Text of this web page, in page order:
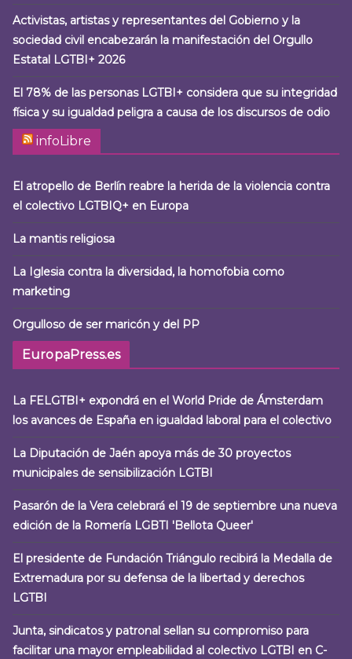
Activistas, artistas y representantes del Gobierno y la
sociedad civil encabezarán la manifestación del Orgullo
Estatal LGTBI+ 2026
El 78% de las personas LGTBI+ considera que su integridad
física y su igualdad peligra a causa de los discursos de odio
infoLibre
El atropello de Berlín reabre la herida de la violencia contra
el colectivo LGTBIQ+ en Europa
La mantis religiosa
La Iglesia contra la diversidad, la homofobia como
marketing
Orgulloso de ser maricón y del PP
EuropaPress.es
La FELGTBI+ expondrá en el World Pride de Ámsterdam
los avances de España en igualdad laboral para el colectivo
La Diputación de Jaén apoya más de 30 proyectos
municipales de sensibilización LGTBI
Pasarón de la Vera celebrará el 19 de septiembre una nueva
edición de la Romería LGBTI 'Bellota Queer'
El presidente de Fundación Triángulo recibirá la Medalla de
Extremadura por su defensa de la libertad y derechos
LGTBI
Junta, sindicatos y patronal sellan su compromiso para
facilitar una mayor empleabilidad al colectivo LGTBI en C-